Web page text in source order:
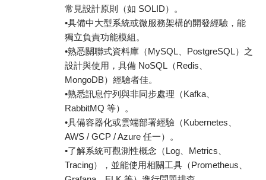
常見設計原則（如 SOLID）。
•具備中大型系統或微服務架構的開發經驗，能
獨立負責功能模組。
•熟悉關聯式資料庫（MySQL、PostgreSQL）之
設計與使用，具備 NoSQL（Redis、
MongoDB）經驗者佳。
•熟悉訊息佇列與非同步處理（Kafka、
RabbitMQ 等）。
•具備容器化或雲端部署經驗（Kubernetes、
AWS / GCP / Azure 任一）。
•了解系統可觀測性概念（Log、Metrics、
Tracing），並能使用相關工具（Prometheus、